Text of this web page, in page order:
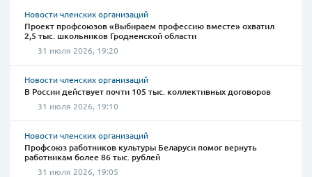
Новости членских организаций
Проект профсоюзов «Выбираем профессию вместе» охватил
2,5 тыс. школьников Гродненской области
31 июля 2026, 19:20
Новости членских организаций
В России действует почти 105 тыс. коллективных договоров
31 июля 2026, 19:10
Новости членских организаций
Профсоюз работников культуры Беларуси помог вернуть
работникам более 86 тыс. рублей
31 июля 2026, 19:05